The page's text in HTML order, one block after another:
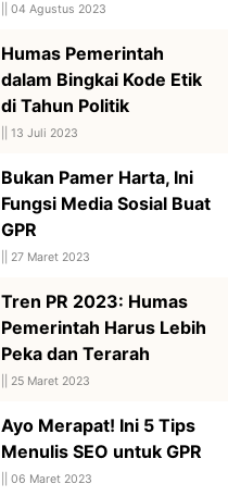
04 Agustus 2023
Humas Pemerintah
dalam Bingkai Kode Etik
di Tahun Politik
13 Juli 2023
Bukan Pamer Harta, Ini
Fungsi Media Sosial Buat
GPR
27 Maret 2023
Tren PR 2023: Humas
Pemerintah Harus Lebih
Peka dan Terarah
25 Maret 2023
Ayo Merapat! Ini 5 Tips
Menulis SEO untuk GPR
06 Maret 2023